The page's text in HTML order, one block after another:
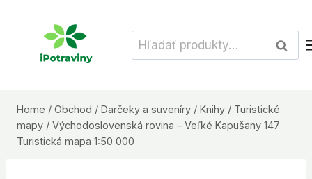
Hľadať:
Home / Obchod / Darčeky a suveníry / Knihy / Turistické
mapy / Východoslovenská rovina – Veľké Kapušany 147
Turistická mapa 1:50 000